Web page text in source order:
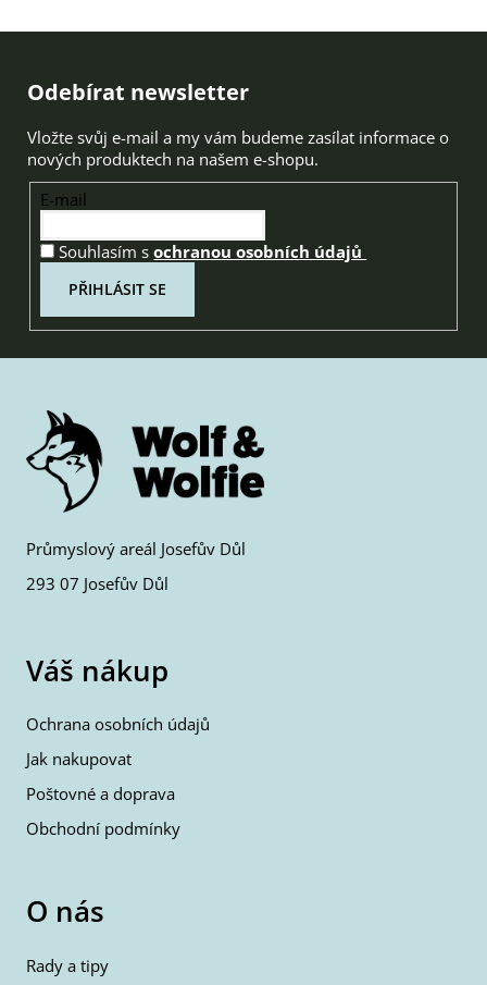
Zápatí
Odebírat newsletter
Vložte svůj e-mail a my vám budeme zasílat informace o
nových produktech na našem e-shopu.
E-mail
Souhlasím sochranou osobních údajů
PŘIHLÁSIT SE
Průmyslový areál Josefův Důl
293 07 Josefův Důl
Váš nákup
Ochrana osobních údajů
Jak nakupovat
Poštovné a doprava
Obchodní podmínky
O nás
Rady a tipy